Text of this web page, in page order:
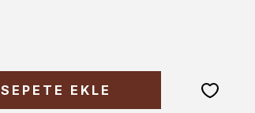
SEPETE EKLE